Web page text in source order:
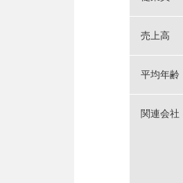
売上高
平均年齢
関連会社